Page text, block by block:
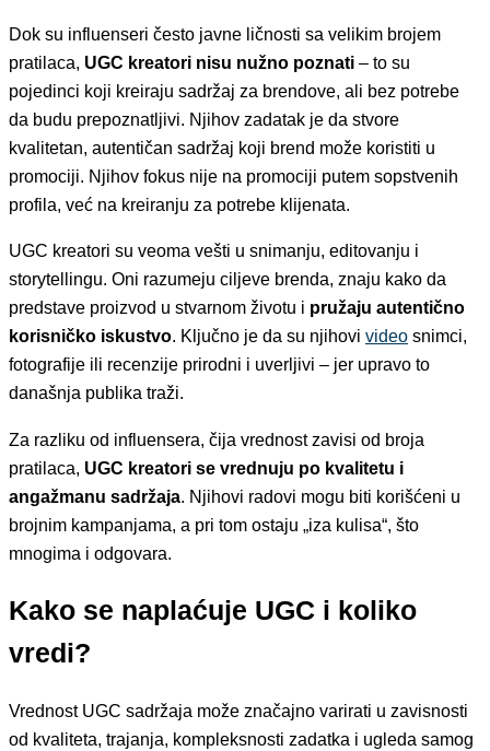
Dok su influenseri često javne ličnosti sa velikim brojem
pratilaca, UGC kreatori nisu nužno poznati – to su
pojedinci koji kreiraju sadržaj za brendove, ali bez potrebe
da budu prepoznatljivi. Njihov zadatak je da stvore
kvalitetan, autentičan sadržaj koji brend može koristiti u
promociji. Njihov fokus nije na promociji putem sopstvenih
profila, već na kreiranju za potrebe klijenata.
UGC kreatori su veoma vešti u snimanju, editovanju i
storytellingu. Oni razumeju ciljeve brenda, znaju kako da
predstave proizvod u stvarnom životu i pružaju autentično
korisničko iskustvo. Ključno je da su njihovi video snimci,
fotografije ili recenzije prirodni i uverljivi – jer upravo to
današnja publika traži.
Za razliku od influensera, čija vrednost zavisi od broja
pratilaca, UGC kreatori se vrednuju po kvalitetu i
angažmanu sadržaja . Njihovi radovi mogu biti korišćeni u
brojnim kampanjama, a pri tom ostaju „iza kulisa“, što
mnogima i odgovara.
Kako se naplaćuje UGC i koliko
vredi?
Vrednost UGC sadržaja može značajno varirati u zavisnosti
od kvaliteta, trajanja, kompleksnosti zadatka i ugleda samog